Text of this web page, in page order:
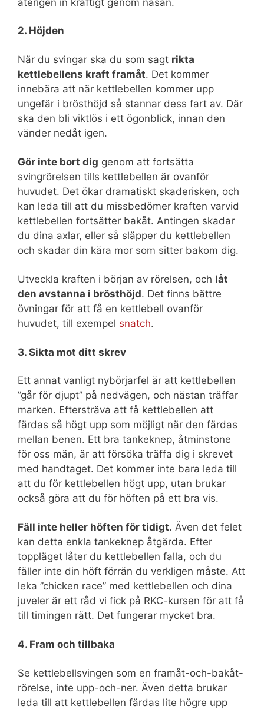
2. Höjden
När du svingar ska du som sagt rikta
kettlebellens kraft framåt. Det kommer
innebära att när kettlebellen kommer upp
ungefär i brösthöjd så stannar dess fart av. Där
ska den bli viktlös i ett ögonblick, innan den
vänder nedåt igen.
Gör inte bort dig genom att fortsätta
svingrörelsen tills kettlebellen är ovanför
huvudet. Det ökar dramatiskt skaderisken, och
kan leda till att du missbedömer kraften varvid
kettlebellen fortsätter bakåt. Antingen skadar
du dina axlar, eller så släpper du kettlebellen
och skadar din kära mor som sitter bakom dig.
Utveckla kraften i början av rörelsen, och låt
den avstanna i brösthöjd. Det finns bättre
övningar för att få en kettlebell ovanför
huvudet, till exempel snatch.
3. Sikta mot ditt skrev
Ett annat vanligt nybörjarfel är att kettlebellen
”går för djupt” på nedvägen, och nästan träffar
marken. Eftersträva att få kettlebellen att
färdas så högt upp som möjligt när den färdas
mellan benen. Ett bra tankeknep, åtminstone
för oss män, är att försöka träffa dig i skrevet
med handtaget. Det kommer inte bara leda till
att du för kettlebellen högt upp, utan brukar
också göra att du för höften på ett bra vis.
Fäll inte heller höften för tidigt. Även det felet
kan detta enkla tankeknep åtgärda. Efter
toppläget låter du kettlebellen falla, och du
fäller inte din höft förrän du verkligen måste. Att
leka ”chicken race” med kettlebellen och dina
juveler är ett råd vi fick på RKC-kursen för att få
till timingen rätt. Det fungerar mycket bra.
4. Fram och tillbaka
Se kettlebellsvingen som en framåt-och-bakåt-
rörelse, inte upp-och-ner. Även detta brukar
leda till att kettlebellen färdas lite högre upp